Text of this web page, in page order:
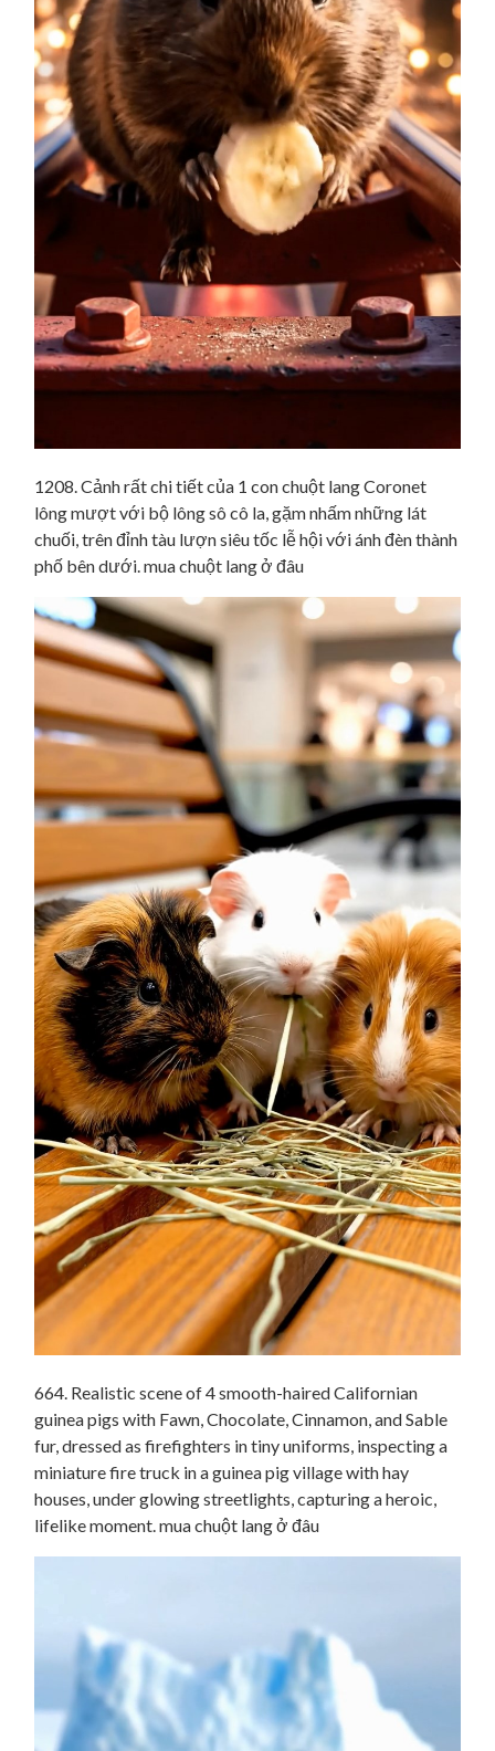
1208. Cảnh rất chi tiết của 1 con chuột lang Coronet
lông mượt với bộ lông sô cô la, gặm nhấm những lát
chuối, trên đỉnh tàu lượn siêu tốc lễ hội với ánh đèn thành
phố bên dưới. mua chuột lang ở đâu
664. Realistic scene of 4 smooth-haired Californian
guinea pigs with Fawn, Chocolate, Cinnamon, and Sable
fur, dressed as firefighters in tiny uniforms, inspecting a
miniature fire truck in a guinea pig village with hay
houses, under glowing streetlights, capturing a heroic,
lifelike moment. mua chuột lang ở đâu